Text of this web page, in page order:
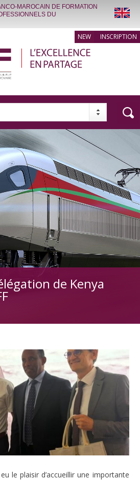
MAROCAIN DE FORMATION
DU
INSCRIPTION
de Kenya
le plaisir d’accueillir une importante